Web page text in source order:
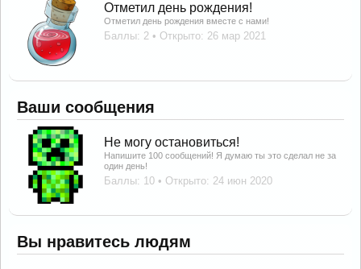
Отметил день рождения!
Отметил день рождения вместе с нами!
Баллы: 2 Открыто: 26 мар 2021
Ваши сообщения
Не могу остановиться!
Напишите 100 сообщений! Я думаю ты это сделал не за
один день!
Баллы: 10 Открыто: 24 июн 2020
Вы нравитесь людям